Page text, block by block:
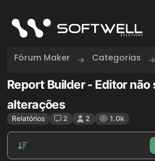
Fórum Maker Categorias
Report Builder - Editor não
alterações
Relatórios 2 2 1.0k